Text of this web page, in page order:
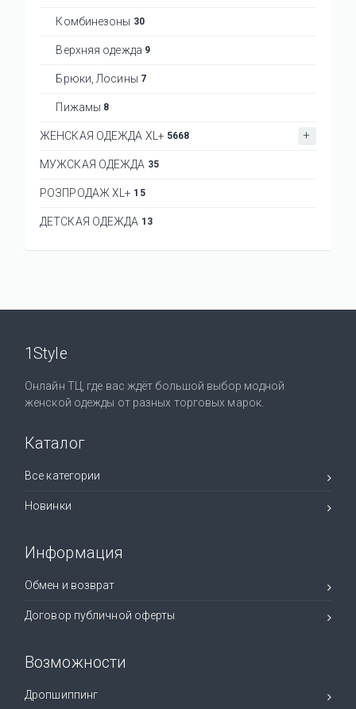
Комбинезоны 30
Верхняя одежда 9
Брюки, Лосины 7
Пижамы 8
ЖЕНСКАЯ ОДЕЖДА XL+ 5668
МУЖСКАЯ ОДЕЖДА 35
РОЗПРОДАЖ XL+ 15
ДЕТСКАЯ ОДЕЖДА 13
1Style
Онлайн ТЦ, где вас ждёт большой выбор модной
женской одежды от разных торговых марок.
Каталог
Все категории
Новинки
Информация
Обмен и возврат
Договор публичной оферты
Возможности
Дропшиппинг